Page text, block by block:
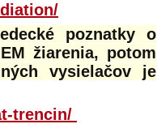
poznatky o
žiarenia, potom
vysielačov je
trencin/